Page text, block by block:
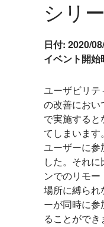
シリ
日付: 2020/
イベント開始
Event
ユーザビリテ
の改善におい
で実施すると
てしまいます
ユーザーに参
した。それに
ンでのリモー
場所に縛られ
ーが同時に参
ることができ